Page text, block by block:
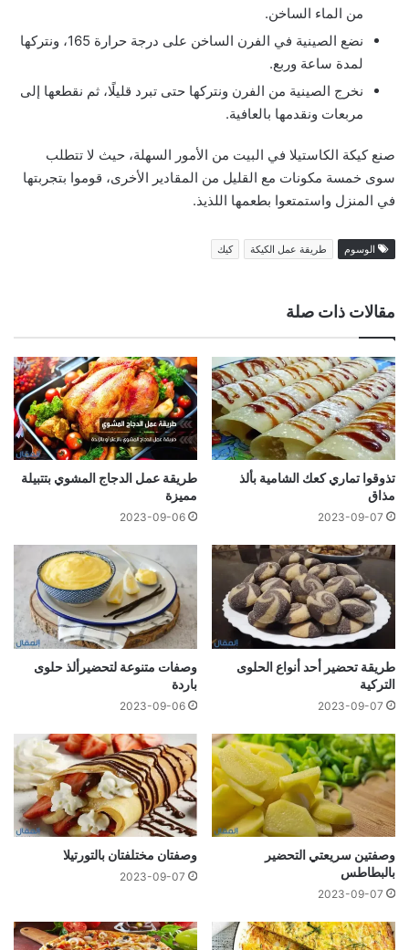
من الماء الساخن.
نضع الصينية في الفرن الساخن على درجة حرارة 165، ونتركها
لمدة ساعة وربع.
نخرج الصينية من الفرن ونتركها حتى تبرد قليلًا، ثم نقطعها إلى
مربعات ونقدمها بالعافية.
صنع كيكة الكاستيلا في البيت من الأمور السهلة، حيث لا تتطلب
سوى خمسة مكونات مع القليل من المقادير الأخرى، قوموا بتجربتها
في المنزل واستمتعوا بطعمها اللذيذ.
الوسوم طريقة عمل الكيكة كيك
مقالات ذات صلة
تذوقوا تماري كعك الشامية بألذ
مذاق
2023-09-07
طريقة عمل الدجاج المشوي بتتبيلة
مميزة
2023-09-06
طريقة تحضير أحد أنواع الحلوى
التركية
2023-09-07
وصفات متنوعة لتحضيرألذ حلوى
باردة
2023-09-06
وصفتين سريعتي التحضير
بالبطاطس
2023-09-07
وصفتان مختلفتان بالتورتيلا
2023-09-07